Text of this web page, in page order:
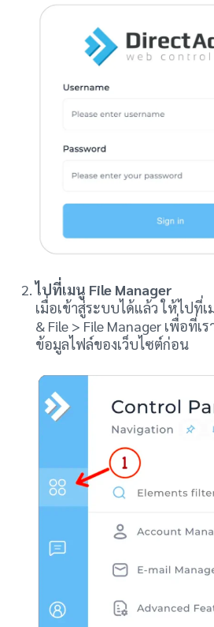
ไปที่เมนู File Manager
เมื่อเข้าสู่ระบบได้แล้ว ให้ไปที่
& File > File Manager เพื่อที่เ
ข้อมูลไฟล์ของเว็บไซต์ก่อน